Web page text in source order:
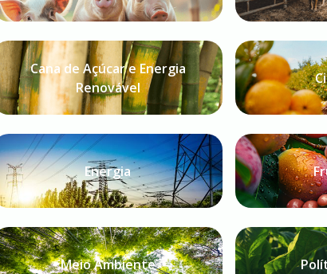
Cana de Açúcar e Energia
Renovável
Energia
Meio Ambiente